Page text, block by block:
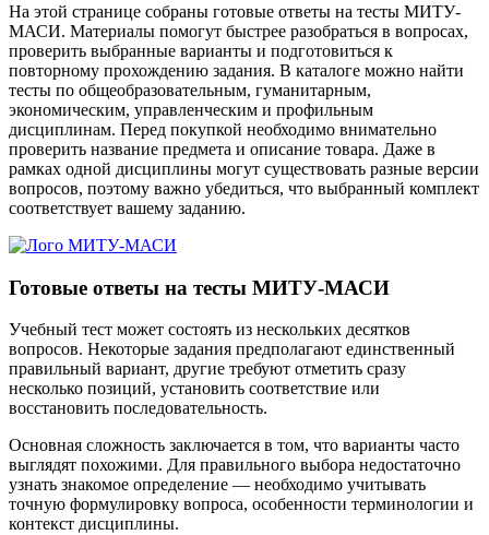
На этой странице собраны готовые ответы на тесты МИТУ-
МАСИ. Материалы помогут быстрее разобраться в вопросах,
проверить выбранные варианты и подготовиться к
повторному прохождению задания. В каталоге можно найти
тесты по общеобразовательным, гуманитарным,
экономическим, управленческим и профильным
дисциплинам. Перед покупкой необходимо внимательно
проверить название предмета и описание товара. Даже в
рамках одной дисциплины могут существовать разные версии
вопросов, поэтому важно убедиться, что выбранный комплект
соответствует вашему заданию.
Готовые ответы на тесты МИТУ-МАСИ
Учебный тест может состоять из нескольких десятков
вопросов. Некоторые задания предполагают единственный
правильный вариант, другие требуют отметить сразу
несколько позиций, установить соответствие или
восстановить последовательность.
Основная сложность заключается в том, что варианты часто
выглядят похожими. Для правильного выбора недостаточно
узнать знакомое определение — необходимо учитывать
точную формулировку вопроса, особенности терминологии и
контекст дисциплины.